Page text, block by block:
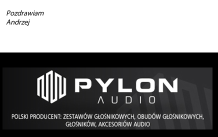
Pozdrawiam
Andrzej